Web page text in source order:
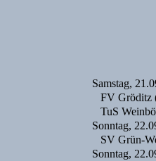
Samstag,
FV Gröditz
TuS
Sonntag,
SV Grün-
Sonntag,